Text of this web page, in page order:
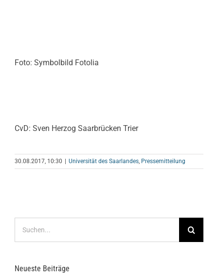
Foto: Symbolbild Fotolia
CvD: Sven Herzog Saarbrücken Trier
30.08.2017, 10:30 | Universität des Saarlandes, Pressemitteilung
nach:
Neueste Beiträge